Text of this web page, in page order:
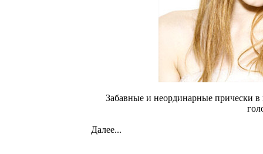
Забавные и неординарные прически
Далее...